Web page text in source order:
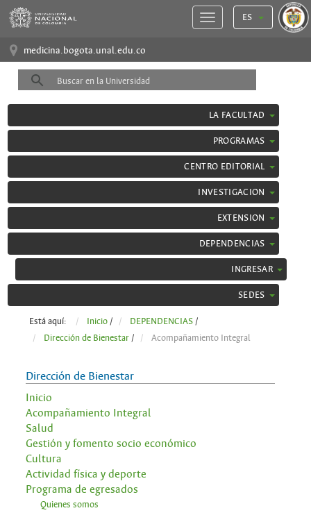
ES
medicina.bogota.unal.edu.co
LA FACULTAD
PROGRAMAS
CENTRO EDITORIAL
INVESTIGACION
EXTENSION
DEPENDENCIAS
INGRESAR
SEDES
Está aquí: Inicio / DEPENDENCIAS /
Dirección de Bienestar / Acompañamiento Integral
Dirección de Bienestar
Inicio
Acompañamiento Integral
Salud
Gestión y fomento socio económico
Cultura
Actividad física y deporte
Programa de egresados
Quienes somos